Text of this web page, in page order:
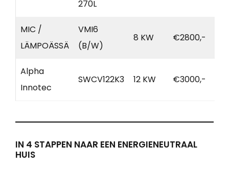
270L
MIC /
LÄMPOÄSSÄ
VMI6
(B/W)
8 KW €2800,-
Alpha
Innotec
SWCV122K3 12 KW €3000,-
IN 4 STAPPEN NAAR EEN ENERGIENEUTRAAL
HUIS